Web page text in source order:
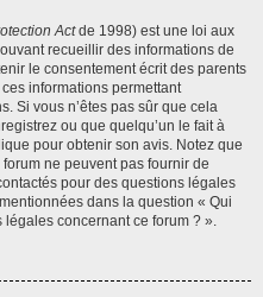
Actde 1998) est une loi aux
recueillir des informations de
le consentement écrit des parents
informations permettant
Si vous n’êtes pas sûr que cela
ou que quelqu’un le fait à
pour obtenir son avis. Notez que
ne peuvent pas fournir de
pour des questions légales
dans la question « Qui
concernant ce forum ? ».